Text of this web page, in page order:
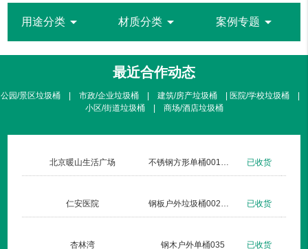
用途分类arrow_drop_down 材质分类 arrow_drop_down 案例专题 arrow_drop_down
最近合作动态
公园/景区垃圾桶 | 市政/企业垃圾桶 | 建筑/房产垃圾桶 | 医院/学校垃圾桶 |
小区/街道垃圾桶 | 商场/酒店垃圾桶
北京暖山生活广场 已收货
仁安医院 已收货
杏林湾 钢木户外单桶035 已收货